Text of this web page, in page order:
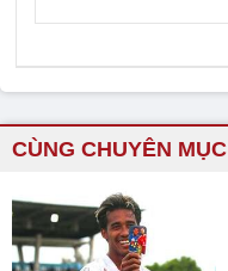
CÙNG CHUYÊN MỤC